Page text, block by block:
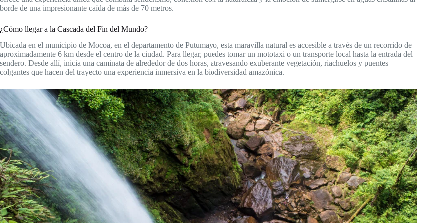
borde de una impresionante caída de más de 70 metros.
¿Cómo llegar a la Cascada del Fin del Mundo?
Ubicada en el municipio de Mocoa, en el departamento de Putumayo, esta maravilla natural es accesible a través de un recorrido de
aproximadamente 6 km desde el centro de la ciudad. Para llegar, puedes tomar un mototaxi o un transporte local hasta la entrada del
sendero. Desde allí, inicia una caminata de alrededor de dos horas, atravesando exuberante vegetación, riachuelos y puentes
colgantes que hacen del trayecto una experiencia inmersiva en la biodiversidad amazónica.